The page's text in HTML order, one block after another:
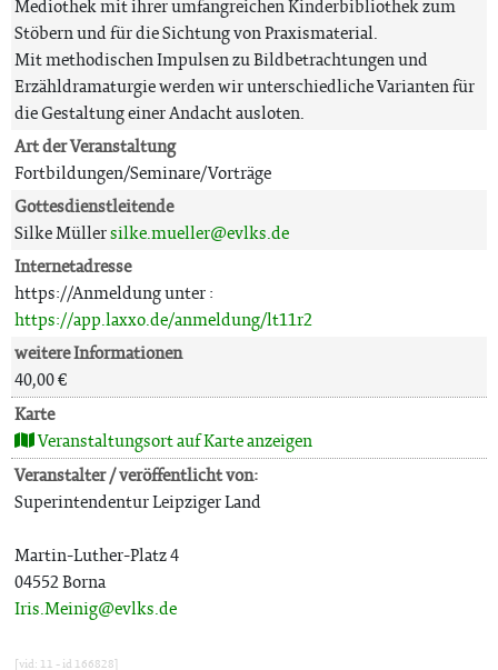
Mediothek mit ihrer umfangreichen Kinderbibliothek zum
Stöbern und für die Sichtung von Praxismaterial.
Mit methodischen Impulsen zu Bildbetrachtungen und
Erzähldramaturgie werden wir unterschiedliche Varianten für
die Gestaltung einer Andacht ausloten.
Art der Veranstaltung
Fortbildungen/Seminare/Vorträge
Gottesdienstleitende
Silke Müllersilke.mueller@evlks.de
Internetadresse
https://Anmeldung unter :
https://app.laxxo.de/anmeldung/lt11r2
weitere Informationen
40,00 €
Karte
Veranstaltungsort auf Karte anzeigen
Veranstalter / veröffentlicht von:
Superintendentur Leipziger Land
Martin-Luther-Platz 4
04552 Borna
Iris.Meinig@evlks.de
[vid: 11 - id 166828]